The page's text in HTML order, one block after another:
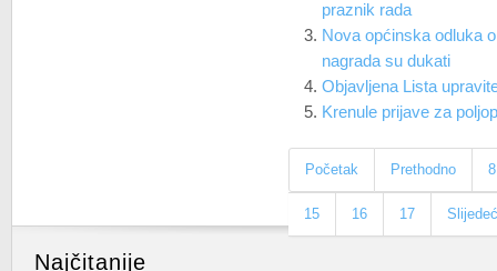
praznik rada
Nova općinska odluka
nagrada su dukati
Objavljena Lista
Krenule prijave za
Početak Prethodno 8
15 16 17
Najčitanije